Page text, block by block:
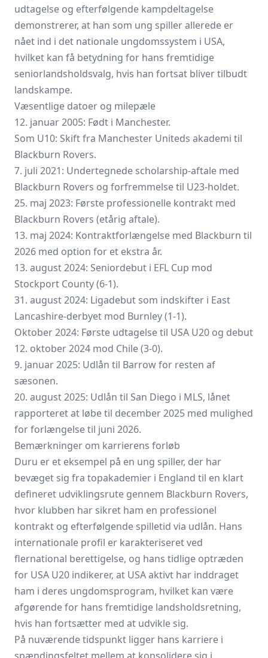
udtagelse og efterfølgende kampdeltagelse
demonstrerer, at han som ung spiller allerede er
nået ind i det nationale ungdomssystem i USA,
hvilket kan få betydning for hans fremtidige
seniorlandsholdsvalg, hvis han fortsat bliver tilbudt
landskampe.
Væsentlige datoer og milepæle
12. januar 2005: Født i Manchester.
Som U10: Skift fra Manchester Uniteds akademi til
Blackburn Rovers.
7. juli 2021: Undertegnede scholarship-aftale med
Blackburn Rovers og forfremmelse til U23-holdet.
25. maj 2023: Første professionelle kontrakt med
Blackburn Rovers (etårig aftale).
13. maj 2024: Kontraktforlængelse med Blackburn til
2026 med option for et ekstra år.
13. august 2024: Seniordebut i EFL Cup mod
Stockport County (6-1).
31. august 2024: Ligadebut som indskifter i East
Lancashire-derbyet mod Burnley (1-1).
Oktober 2024: Første udtagelse til USA U20 og debut
12. oktober 2024 mod Chile (3-0).
9. januar 2025: Udlån til Barrow for resten af
sæsonen.
20. august 2025: Udlån til San Diego i MLS, lånet
rapporteret at løbe til december 2025 med mulighed
for forlængelse til juni 2026.
Bemærkninger om karrierens forløb
Duru er et eksempel på en ung spiller, der har
bevæget sig fra topakademier i England til en klart
defineret udviklingsrute gennem Blackburn Rovers,
hvor klubben har sikret ham en professionel
kontrakt og efterfølgende spilletid via udlån. Hans
internationale profil er karakteriseret ved
flernational berettigelse, og hans tidlige optræden
for USA U20 indikerer, at USA aktivt har inddraget
ham i deres ungdomsprogram, hvilket kan være
afgørende for hans fremtidige landsholdsretning,
hvis han fortsætter med at udvikle sig.
På nuværende tidspunkt ligger hans karriere i